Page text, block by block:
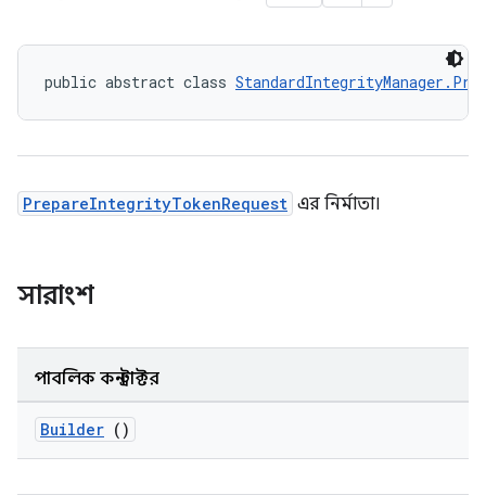
public abstract class
PrepareIntegrityTokenRequest এর নির্মাতা।
সারাংশ
পাবলিক কনস্ট্রাক্টর
Builder ()